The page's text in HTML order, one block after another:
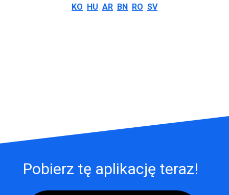
KO HU AR BN RO SV
Pobierz tę aplikację teraz!